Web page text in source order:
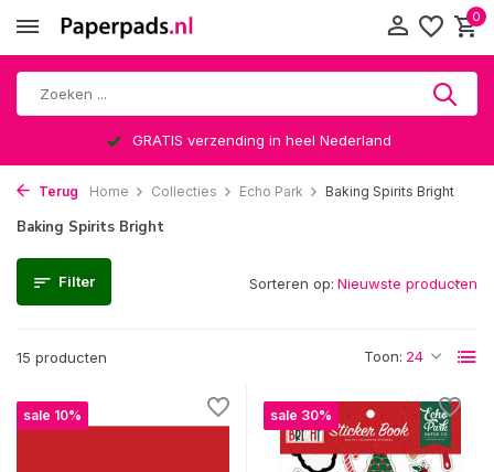
0
GRATIS verzending in heel Nederland
Terug Home Collecties Echo Park Baking Spirits Bright
Baking Spirits Bright
Filter
15 producten Toon:
Sorteren op:
sale 10% sale 30%